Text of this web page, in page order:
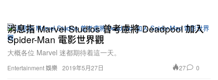
Entertainment 娛樂
消息指 Marvel Studios 曾考慮將 Deadpool 加入
Spider-Man 電影世界觀
大概各位 Marvel 迷都期待着這一天。
2019年5月27日 27 0